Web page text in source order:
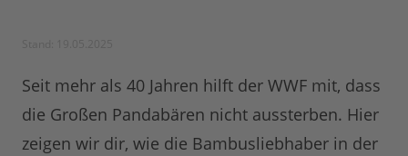
Seit mehr als 40 Jahren hilft der WWF mit, dass
die Großen Pandabären nicht aussterben. Hier
zeigen wir dir, wie die Bambusliebhaber in der